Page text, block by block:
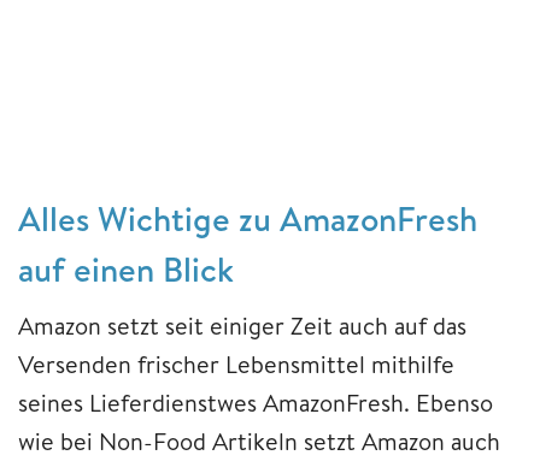
Alles Wichtige zu AmazonFresh
auf einen Blick
Amazon setzt seit einiger Zeit auch auf das
Versenden frischer Lebensmittel mithilfe
seines Lieferdienstwes AmazonFresh. Ebenso
wie bei Non-Food Artikeln setzt Amazon auch